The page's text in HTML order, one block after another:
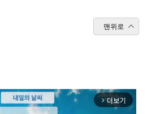
맨위로
arrow_forward_ios 더보기